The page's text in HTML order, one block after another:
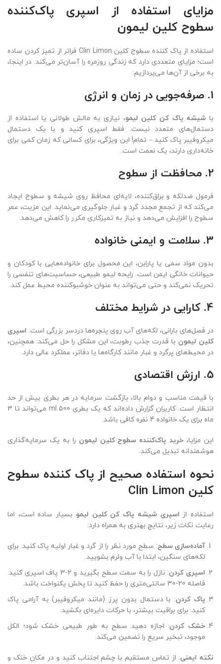
مزایای استفاده از اسپری پاک‌کننده
سطوح کلین لیمون
استفاده از پاک کننده سطوح کلین Clin Limon فراتر از تمیز کردن ساده
است؛ مزایای متعددی دارد که زندگی روزمره را آسان‌تر می‌کند. در اینجا،
به برخی از آن‌ها می‌پردازیم:
1. صرفه‌جویی در زمان و انرژی
با شیشه پاک کن کلین لیمو، نیازی به مالش طولانی یا استفاده از
دستمال‌های متعدد نیست. فقط اسپری کنید و با یک دستمال
میکروفیبر پاک کنید – تمام! این ویژگی، برای کسانی که زمان کمی برای
خانه‌داری دارند، یک نعمت است.
2. محافظت از سطوح
فرمول ضدلکه و براق‌کننده، لایه‌ای محافظ روی شیشه و سطوح ایجاد
می‌کند که از تجمع مجدد گرد و غبار جلوگیری می‌نماید. این مزیت، عمر
سطوح را افزایش می‌دهد و نیاز به تمیزکاری مکرر را کاهش می‌دهد.
3. سلامت و ایمنی خانواده
بدون مواد سمی یا پارابن، این محصول برای خانواده‌هایی با کودکان و
حیوانات خانگی ایمن است. رایحه لیمو طبیعی، حساسیت‌های تنفسی را
تحریک نمی‌کند و حتی می‌تواند به عنوان خوشبوکننده محیط عمل کند.
4. کارایی در شرایط مختلف
در فصل‌های بارانی، لکه‌های آب روی پنجره‌ها دردسر بزرگی است. اسپری
کلین لیمون با قدرت جذب رطوبت، این مشکل را حل می‌کند. همچنین،
در محیط‌های پرگرد و غبار مانند کارگاه‌ها یا دفاتر، عملکرد عالی دارد.
5. ارزش اقتصادی
با قیمت مناسب و دوام بالا، بازگشت سرمایه در هر بطری بیش از حد
انتظار است. کاربران گزارش داده‌اند که یک بطری 500 ml می‌تواند تا 3
ماه برای یک خانواده 4 نفره کافی باشد.
این مزایا، خرید پاک‌کننده سطوح کلین لیمون را به یک سرمایه‌گذاری
هوشمندانه تبدیل می‌کند.
نحوه استفاده صحیح از پاک کننده سطوح
کلین Clin Limon
استفاده از اسپری شیشه پاک کن کلین لیمو بسیار ساده است، اما
رعایت نکات زیر، نتایج بهتری به همراه دارد:
آماده‌سازی سطح: سطح مورد نظر را از گرد و غبار اولیه پاک کنید. برای
لکه‌های سنگین، ابتدا با آب ولرم بشویید.
اسپری کردن
: نازل را به سمت سطح بگیرید و 2-3 پاف اسپری کنید.
فاصله 20-30 سانتی‌متری را حفظ کنید تا پخش یکنواخت باشد.
پاک کردن: با دستمال بدون پرز (مانند میکروفیبر) به آرامی پاک
کنید. برای براقیت بیشتر، با حرکات دایره‌ای بکشید.
خشک کردن: اجازه دهید سطح به طور طبیعی خشک شود؛ الکل
موجود، تبخیر سریع را تضمین می‌کند.
نکته ایمنی: از تماس مستقیم با چشم اجتناب کنید و در مکان خنک و